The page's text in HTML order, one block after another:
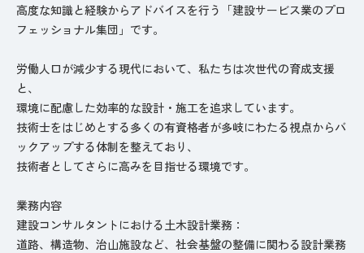
高度な知識と経験からアドバイスを行う「建設サービス業のプロ
フェッショナル集団」です。️
労働人口が減少する現代において、私たちは次世代の育成支援
と、
環境に配慮した効率的な設計・施工を追求しています。
技術士をはじめとする多くの有資格者が多岐にわたる視点からバ
ックアップする体制を整えており、
技術者としてさらに高みを目指せる環境です。
業務内容
建設コンサルタントにおける土木設計業務：
道路、構造物、治山施設など、社会基盤の整備に関わる設計業務